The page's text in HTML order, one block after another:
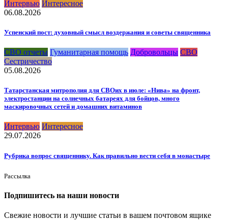
Интервью Интересное
06.08.2026
Успенский пост: духовный смысл воздержания и советы священника
СВО отчеты Гуманитарная помощь Добровольцы СВО
Сестричество
05.08.2026
Татарстанская митрополия для СВОих в июле: «Нива» на фронт,
электростанции на солнечных батареях для бойцов, много
маскировочных сетей и домашних витаминов
Интервью Интересное
29.07.2026
Рубрика вопрос священнику. Как правильно вести себя в монастыре
Рассылка
Подпишитесь на наши новости
Свежие новости и лучшие статьи в вашем почтовом ящике